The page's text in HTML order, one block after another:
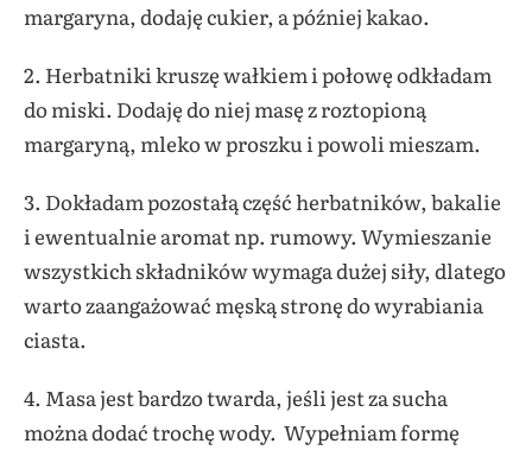
margaryna, dodaję cukier, a później kakao.
2. Herbatniki kruszę wałkiem i połowę odkładam
do miski. Dodaję do niej masę z roztopioną
margaryną, mleko w proszku i powoli mieszam.
3. Dokładam pozostałą część herbatników, bakalie
i ewentualnie aromat np. rumowy. Wymieszanie
wszystkich składników wymaga dużej siły, dlatego
warto zaangażować męską stronę do wyrabiania
ciasta.
4. Masa jest bardzo twarda, jeśli jest za sucha
można dodać trochę wody. Wypełniam formę